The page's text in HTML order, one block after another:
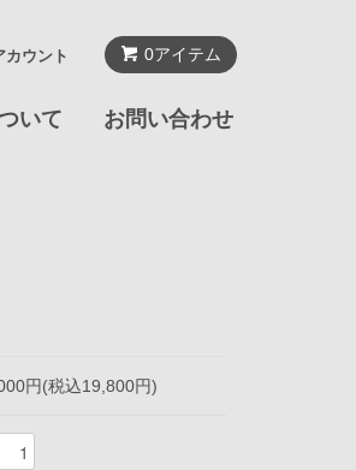
0アイテム
カウント
いて お問い合わせ
円(税込19,800円)